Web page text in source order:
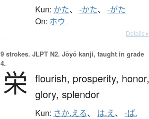
Kun: かた、 -かた、 -がた
On: ホウ
Details ▸
9 strokes. JLPT N2. Jōyō kanji, taught in grade
4.
栄 flourish, prosperity, honor,
glory, splendor
Kun: さか.える、 は.え、 -ば.